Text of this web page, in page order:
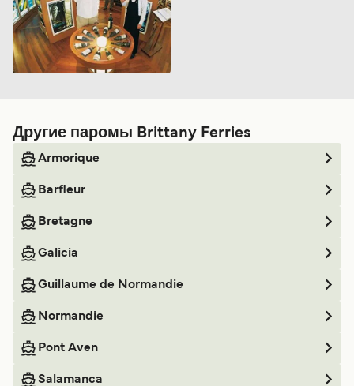
Другие паромы Brittany Ferries
Armorique
Barfleur
Bretagne
Galicia
Guillaume de Normandie
Normandie
Pont Aven
Salamanca